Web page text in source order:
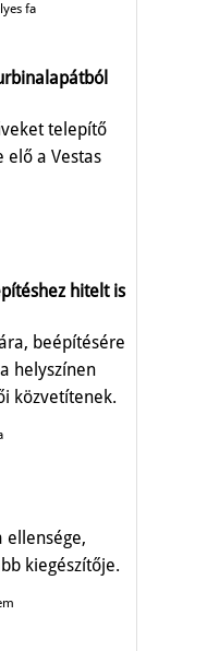
fa
telepítő
elő a Vestas
hitelt is
beépítésére
helyszínen
közvetítenek.
ellensége,
kiegészítője.